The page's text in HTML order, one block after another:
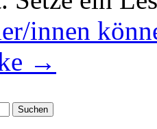
innen
→